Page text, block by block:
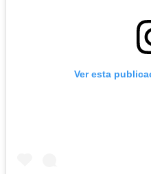
Ver esta